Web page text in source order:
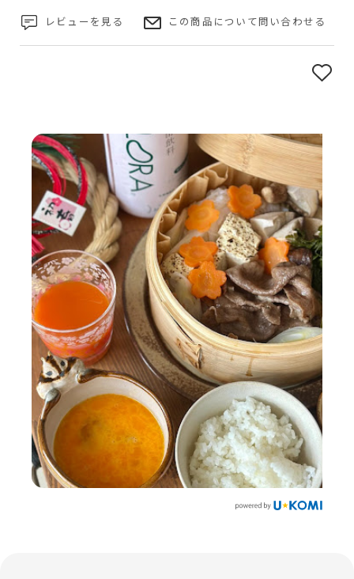
レビューを見る この商品について問い合わせる